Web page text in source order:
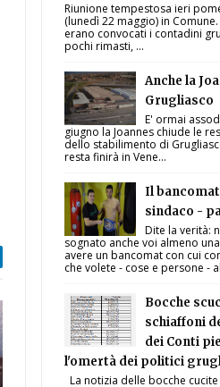
Riunione tempestosa ieri
(lunedì 22 maggio) in
erano convocati i contadini
pochi rimasti, ...
Anche la
Grugliasco
E' ormai
giugno la Joannes chiude le
dello stabilimento di
resta finirà in Vene...
Il
sindaco -
Dite la verità:
sognato anche voi almeno
avere un bancomat con cui
che volete - cose e persone -
Bocche
schiaffoni
dei Conti
l'omertà dei politici
La notizia delle bocche